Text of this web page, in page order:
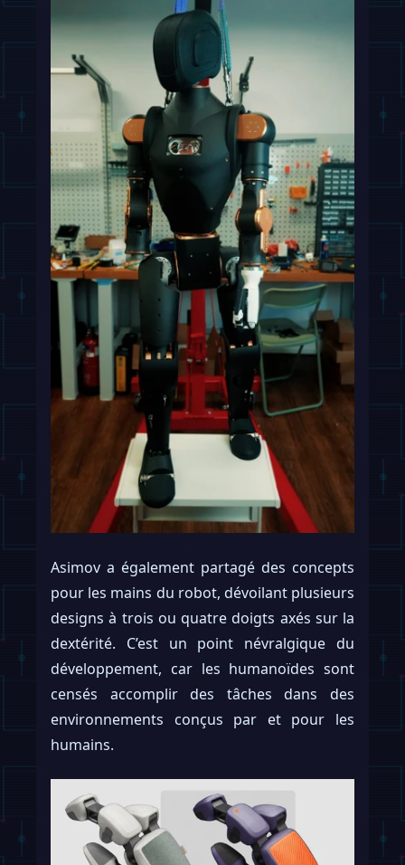
Asimov a également partagé des concepts
pour les mains du robot, dévoilant plusieurs
designs à trois ou quatre doigts axés sur la
dextérité. C’est un point névralgique du
développement, car les humanoïdes sont
censés accomplir des tâches dans des
environnements conçus par et pour les
humains.